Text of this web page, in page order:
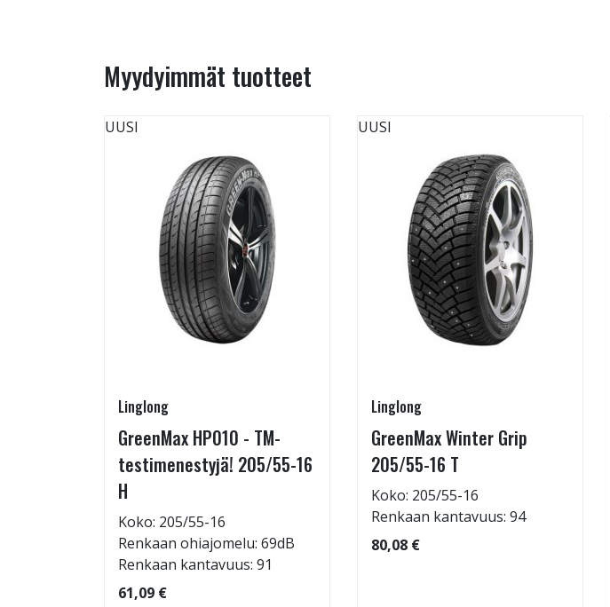
Myydyimmät tuotteet
UUSI
Linglong
GreenMax HP010 - TM-
testimenestyjä! 205/55-16
H
Koko: 205/55-16
Renkaan ohiajomelu: 69dB
Renkaan kantavuus: 91
61,09 €
UUSI
Linglong
GreenMax Winter Grip
205/55-16 T
Koko: 205/55-16
Renkaan kantavuus: 94
80,08 €